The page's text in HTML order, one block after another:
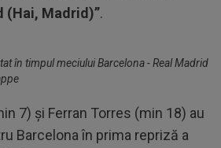
(Hai, Madrid)”.
în timpul meciului Barcelona - Real Madrid
7) și Ferran Torres (min 18) au
Barcelona în prima repriză a